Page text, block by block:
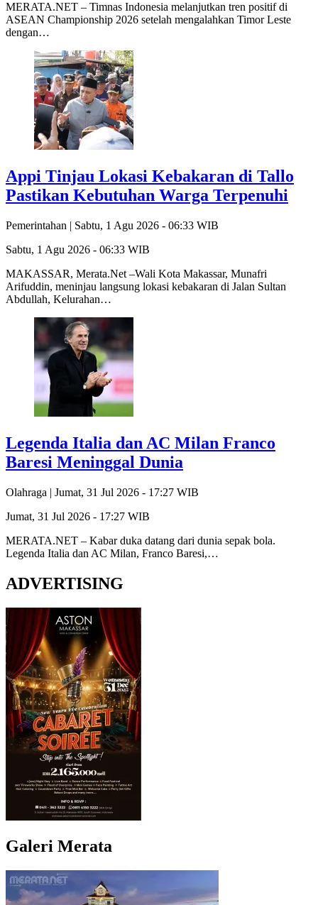
MERATA.NET – Timnas Indonesia melanjutkan tren positif di
ASEAN Championship 2026 setelah mengalahkan Timor Leste
dengan…
Appi Tinjau Lokasi Kebakaran di Tallo
Pastikan Kebutuhan Warga Terpenuhi
Pemerintahan | Sabtu, 1 Agu 2026 - 06:33 WIB
Sabtu, 1 Agu 2026 - 06:33 WIB
MAKASSAR, Merata.Net –Wali Kota Makassar, Munafri
Arifuddin, meninjau langsung lokasi kebakaran di Jalan Sultan
Abdullah, Kelurahan…
Legenda Italia dan AC Milan Franco
Baresi Meninggal Dunia
Olahraga | Jumat, 31 Jul 2026 - 17:27 WIB
Jumat, 31 Jul 2026 - 17:27 WIB
MERATA.NET – Kabar duka datang dari dunia sepak bola.
Legenda Italia dan AC Milan, Franco Baresi,…
ADVERTISING
Galeri Merata